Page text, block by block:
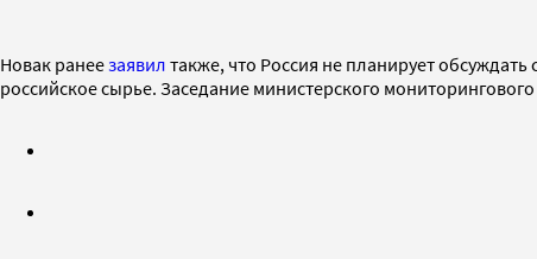
Новак ранеезаявил также, что Россия не планирует
российское сырье. Заседание министерского